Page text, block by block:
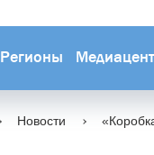
Регионы
Новости